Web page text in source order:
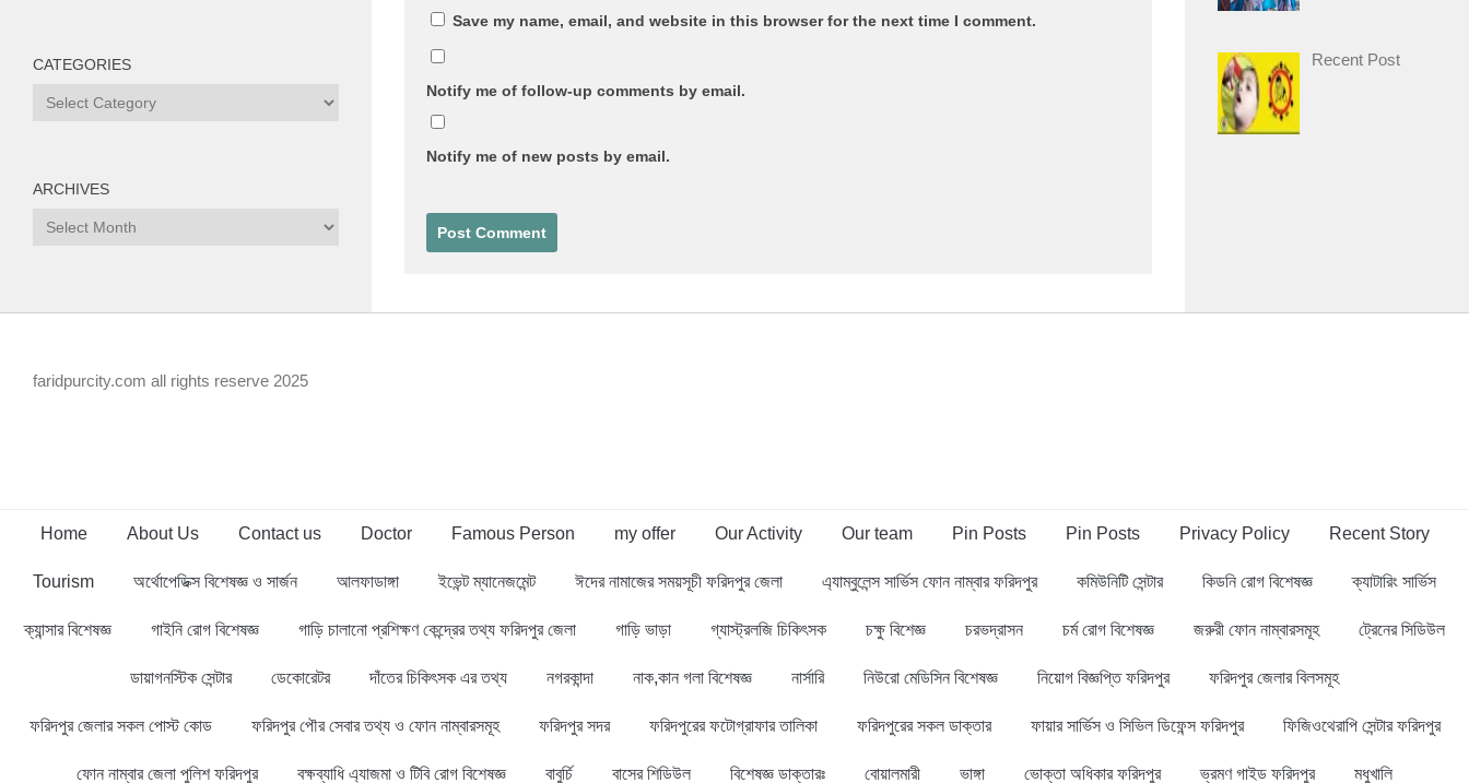
Save my name, email, and website in this browser for the next time I comment.
Notify me of follow-up comments by email.
Notify me of new posts by email.
CATEGORIES
Categories
ARCHIVES
Archives
Recent Post
faridpurcity.com all rights reserve 2025
Home About Us Contact us Doctor Famous Person my offer Our Activity Our team Pin Posts Pin Posts Privacy Policy Recent Story
Tourism অর্থোপেডিক্স বিশেষজ্ঞ ও সার্জন আলফাডাঙ্গা ইভেন্ট ম্যানেজমেন্ট ঈদের নামাজের সময়সূচী ফরিদপুর জেলা এ্যাম্বুলেন্স সার্ভিস ফোন নাম্বার ফরিদপুর কমিউনিটি সেন্টার কিডনি রোগ বিশেষজ্ঞ ক্যাটারিং সার্ভিস
ক্যান্সার বিশেষজ্ঞ গাইনি রোগ বিশেষজ্ঞ গাড়ি চালানো প্রশিক্ষণ কেন্দ্রের তথ্য ফরিদপুর জেলা গাড়ি ভাড়া গ্যাস্ট্রলজি চিকিৎসক চক্ষু বিশেজ্ঞ চরভদ্রাসন চর্ম রোগ বিশেষজ্ঞ জরুরী ফোন নাম্বারসমূহ ট্রেনের সিডিউল
ডায়াগনস্টিক সেন্টার ডেকোরেটর দাঁতের চিকিৎসক এর তথ্য নগরকান্দা নাক,কান গলা বিশেষজ্ঞ নার্সারি নিউরো মেডিসিন বিশেষজ্ঞ নিয়োগ বিজ্ঞপ্তি ফরিদপুর ফরিদপুর জেলার বিলসমূহ
ফরিদপুর জেলার সকল পোস্ট কোড ফরিদপুর পৌর সেবার তথ্য ও ফোন নাম্বারসমূহ ফরিদপুর সদর ফরিদপুরের ফটোগ্রাফার তালিকা ফরিদপুরের সকল ডাক্তার ফায়ার সার্ভিস ও সিভিল ডিফেন্স ফরিদপুর ফিজিওথেরাপি সেন্টার ফরিদপুর
ফোন নাম্বার জেলা পুলিশ ফরিদপুর বক্ষব্যাধি এ্যাজমা ও টিবি রোগ বিশেষজ্ঞ বাবুর্চি বাসের শিডিউল বিশেষজ্ঞ ডাক্তারঃ বোয়ালমারী ভাঙ্গা ভোক্তা অধিকার ফরিদপুর ভ্রমণ গাইড ফরিদপুর মধুখালি